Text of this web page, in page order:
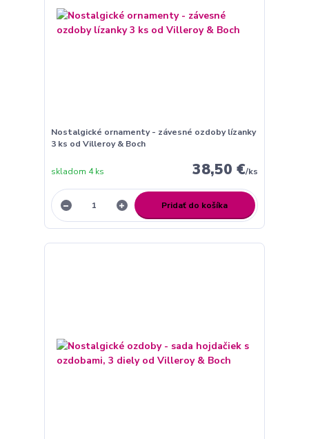
Nostalgické ornamenty - závesné ozdoby lízanky
3 ks od Villeroy & Boch
38,50 €/ks
skladom 4 ks
Pridať do košíka